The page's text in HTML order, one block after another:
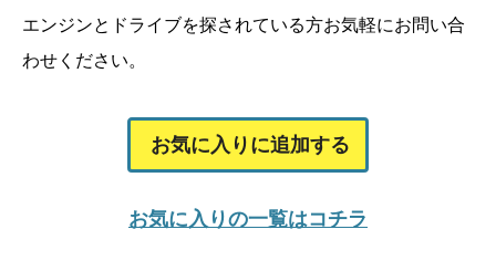
エンジンとドライブを探されている方お気軽にお問い合
わせください。
お気に入りに追加する
お気に入りの一覧はコチラ